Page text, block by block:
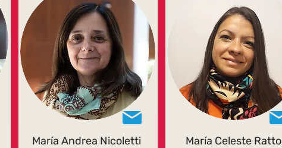
María Andrea Nicoletti María Celeste Ratto